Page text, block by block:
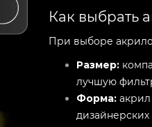
Как выбрать
При выборе
Размер:
лучшую
Форма:акрил